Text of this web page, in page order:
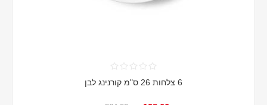
6 צלחות 26 ס"מ קורנינג לבן